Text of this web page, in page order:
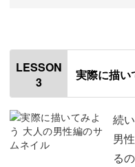
使用材料・道具
特徴の捉え方
輪郭の描き方
髪型の描き方
LESSON
3
実際に描い
続
男
る